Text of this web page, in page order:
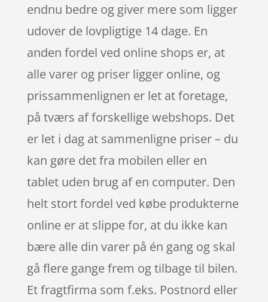
endnu bedre og giver mere som ligger
udover de lovpligtige 14 dage. En
anden fordel ved online shops er, at
alle varer og priser ligger online, og
prissammenlignen er let at foretage,
på tværs af forskellige webshops. Det
er let i dag at sammenligne priser – du
kan gøre det fra mobilen eller en
tablet uden brug af en computer. Den
helt stort fordel ved købe produkterne
online er at slippe for, at du ikke kan
bære alle din varer på én gang og skal
gå flere gange frem og tilbage til bilen.
Et fragtfirma som f.eks. Postnord eller